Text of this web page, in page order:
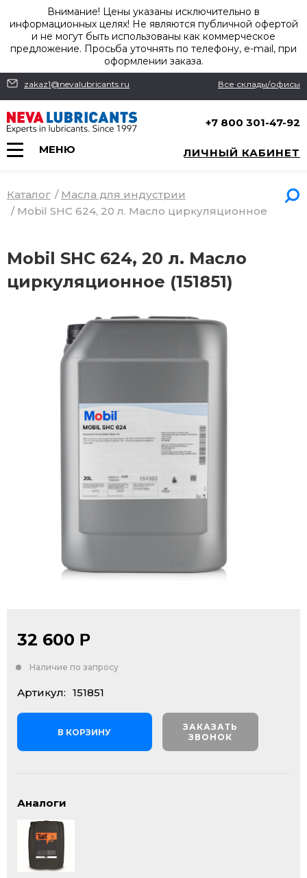
Внимание! Цены указаны исключительно в
информационных целях! Не являются публичной офертой
и не могут быть использованы как коммерческое
предложение. Просьба уточнять по телефону, e-mail, при
оформлении заказа.
zakaz1@nevalubricants.ru Все склады/офисы
+7 800 301-47-92
МЕНЮ ЛИЧНЫЙ КАБИНЕТ
Каталог / Масла для индустрии
/ Mobil SHC 624, 20 л. Масло циркуляционное
Mobil SHC 624, 20 л. Масло
циркуляционное (151851)
32 600 Р
Наличие по запросу
Артикул: 151851
В КОРЗИНУ
ЗАКАЗАТЬ
ЗВОНОК
Аналоги